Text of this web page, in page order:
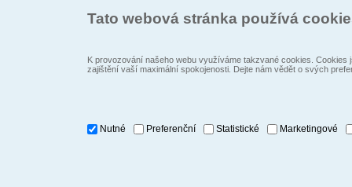
Tato webová stránka používá
K provozování našeho webu využíváme takzvané cookies.
zajištění vaší maximální spokojenosti. Dejte nám vědět o svých
Nutné Preferenční Statistické Marketingové